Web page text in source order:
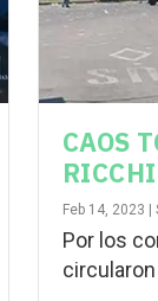
CAOS
Feb 14, 2023
Por los